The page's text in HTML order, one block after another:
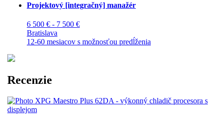
Projektový [integračný] manažér
6 500 € - 7 500 €
Bratislava
12-60 mesiacov s možnosťou predĺženia
Recenzie